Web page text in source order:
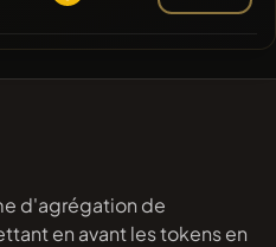
d'agrégation de
en avant les tokens en